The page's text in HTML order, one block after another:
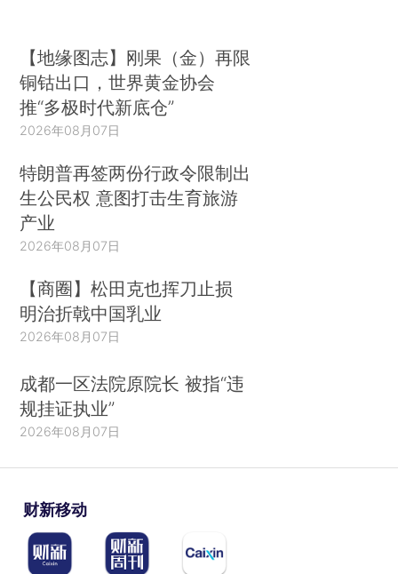
【地缘图志】刚果（金）再限
铜钴出口，世界黄金协会
推“多极时代新底仓”
2026年08月07日
特朗普再签两份行政令限制出
生公民权 意图打击生育旅游
产业
2026年08月07日
【商圈】松田克也挥刀止损
明治折戟中国乳业
2026年08月07日
成都一区法院原院长 被指“违
规挂证执业”
2026年08月07日
财新移动